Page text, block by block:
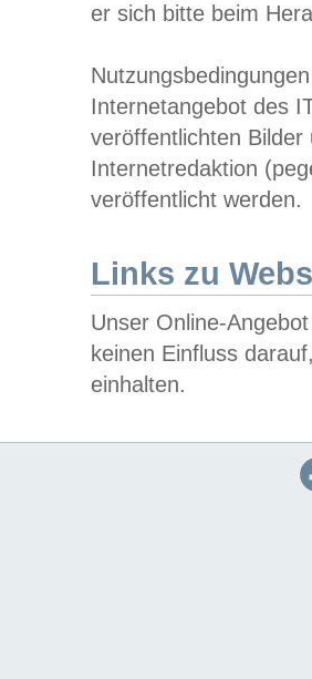
er sich bitte beim
Internetangebot des
veröffentlichten
Internetredaktion
veröffentlicht werden.
Links zu
Unser Online-
keinen Einfluss
einhalten.